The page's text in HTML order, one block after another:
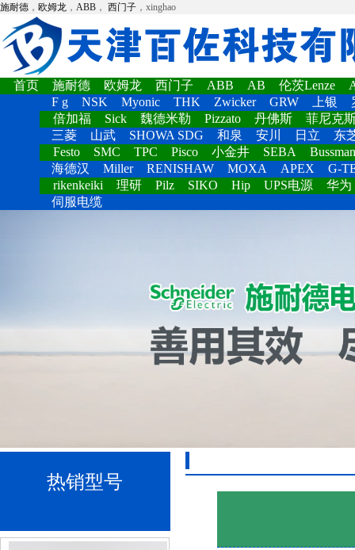
施耐德 ， 欧姆龙 ， ABB ， 西门子 ，xinghao
首页 施耐德 欧姆龙 西门子 ABB AB 伦茨Lenze
F g
NSK Myonic THK Zwicker GRW 上银
倍加福
Sick 魏德米勒 Pizzato 丹佛斯
菲尼克
三菱
山武 SHOWA SDG 和泉 安川 日立
东
Festo
SMC TPC Pisco 小金井 SEBA
海德汉
Miller RENISHAW MOXA APEX
G-
rikenkeiki
理研 Pilz SIKO Hip UPS电源
华为
伺服电缆
热销型号